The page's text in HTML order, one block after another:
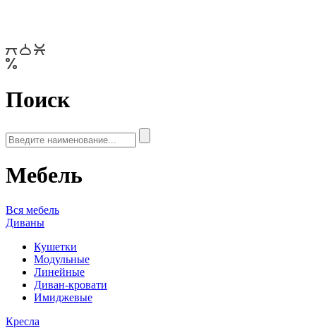
Поиск
Мебель
Вся мебель
Диваны
Кушетки
Модульные
Линейные
Диван-кровати
Имиджевые
Кресла